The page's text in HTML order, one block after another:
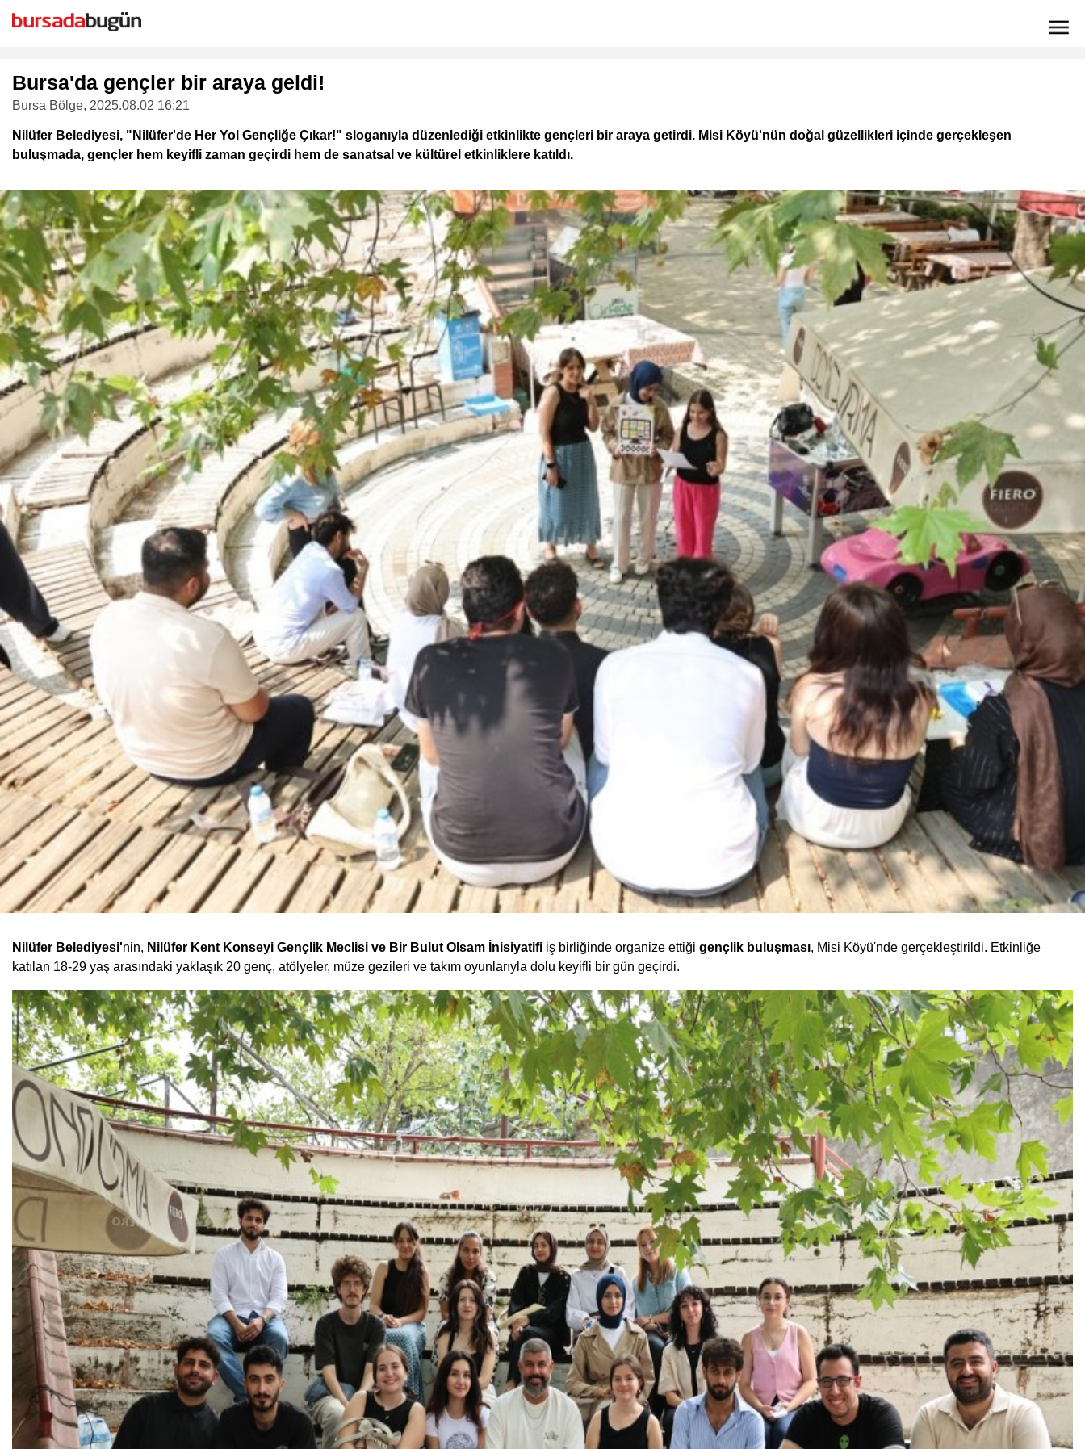
Bursa'da gençler bir araya geldi!
Bursa Bölge, 2025.08.02 16:21
Nilüfer Belediyesi, "Nilüfer'de Her Yol Gençliğe Çıkar!" sloganıyla düzenlediği etkinlikte gençleri bir araya getirdi. Misi Köyü'nün doğal güzellikleri içinde gerçekleşen
buluşmada, gençler hem keyifli zaman geçirdi hem de sanatsal ve kültürel etkinliklere katıldı.
Nilüfer Belediyesi'nin, Nilüfer Kent Konseyi Gençlik Meclisi ve Bir Bulut Olsam İnisiyatifi iş birliğinde organize ettiği gençlik buluşması, Misi Köyü'nde gerçekleştirildi. Etkinliğe
katılan 18-29 yaş arasındaki yaklaşık 20 genç, atölyeler, müze gezileri ve takım oyunlarıyla dolu keyifli bir gün geçirdi.